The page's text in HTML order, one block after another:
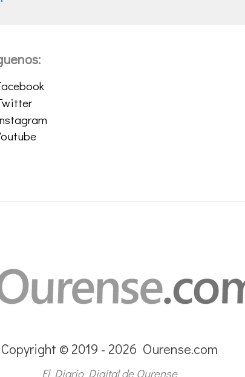
Copyright © 2019 - 2026 Ourense.com
El Diario Digital de Ourense